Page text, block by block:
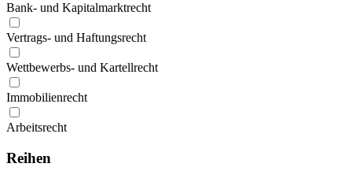
Bank- und Kapitalmarktrecht
Vertrags- und Haftungsrecht
Wettbewerbs- und Kartellrecht
Immobilienrecht
Arbeitsrecht
Reihen